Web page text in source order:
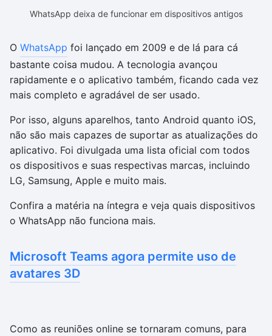
WhatsApp deixa de funcionar em dispositivos antigos
O WhatsApp foi lançado em 2009 e de lá para cá
bastante coisa mudou. A tecnologia avançou
rapidamente e o aplicativo também, ficando cada vez
mais completo e agradável de ser usado.
Por isso, alguns aparelhos, tanto Android quanto iOS,
não são mais capazes de suportar as atualizações do
aplicativo. Foi divulgada uma lista oficial com todos
os dispositivos e suas respectivas marcas, incluindo
LG, Samsung, Apple e muito mais.
Confira a matéria na íntegra e veja quais dispositivos
o WhatsApp não funciona mais.
Microsoft Teams agora permite uso de
avatares 3D
Como as reuniões online se tornaram comuns, para